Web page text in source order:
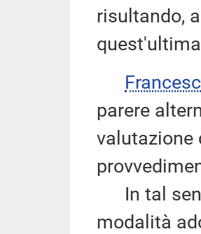
risultando,
parere
valutazione
In tal
modalità